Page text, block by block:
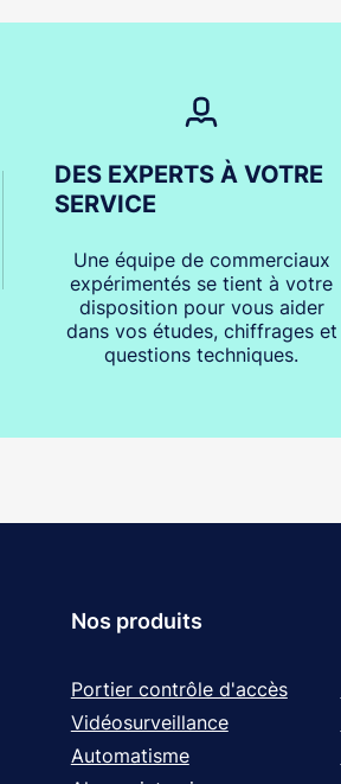
DES EXPERTS À VOTRE
SERVICE
Une équipe de commerciaux
expérimentés se tient à votre
disposition pour vous aider
dans vos études, chiffrages et
questions techniques.
Nos produits
Portier contrôle d'accès
Vidéosurveillance
Automatisme